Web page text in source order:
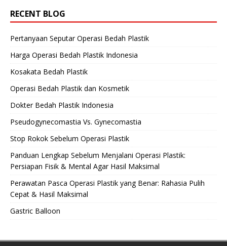
RECENT BLOG
Pertanyaan Seputar Operasi Bedah Plastik
Harga Operasi Bedah Plastik Indonesia
Kosakata Bedah Plastik
Operasi Bedah Plastik dan Kosmetik
Dokter Bedah Plastik Indonesia
Pseudogynecomastia Vs. Gynecomastia
Stop Rokok Sebelum Operasi Plastik
Panduan Lengkap Sebelum Menjalani Operasi Plastik:
Persiapan Fisik & Mental Agar Hasil Maksimal
Perawatan Pasca Operasi Plastik yang Benar: Rahasia Pulih
Cepat & Hasil Maksimal
Gastric Balloon